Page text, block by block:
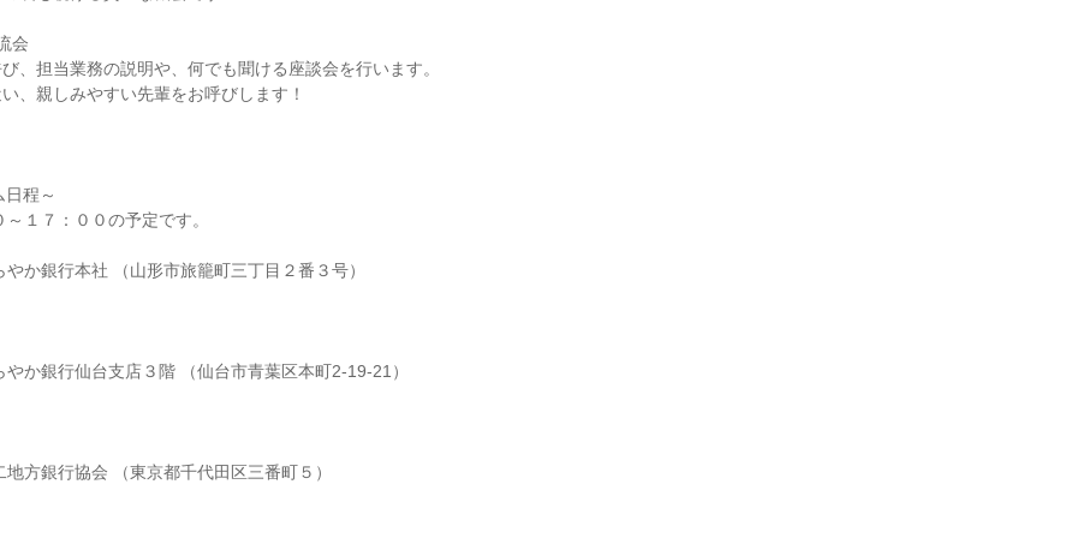
会
、担当業務の説明や、何でも聞ける座談会を行います。
、親しみやすい先輩をお呼びします！
程～
１７：００の予定です。
か銀行本社 （山形市旅籠町三丁目２番３号）
か銀行仙台支店３階 （仙台市青葉区本町2-19-21）
方銀行協会 （東京都千代田区三番町５）